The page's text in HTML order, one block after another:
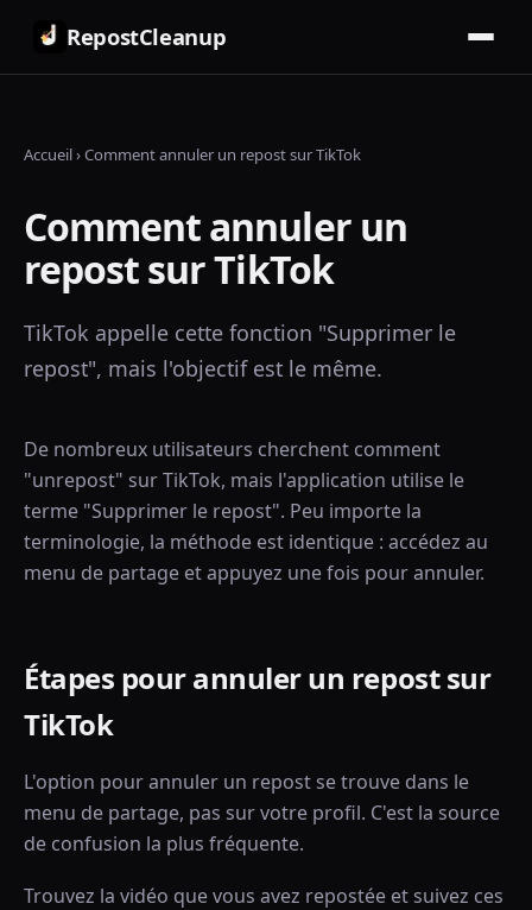
RepostCleanup
Accueil›Comment annuler un repost sur TikTok
Comment annuler un
repost sur TikTok
TikTok appelle cette fonction "Supprimer le
repost", mais l'objectif est le même.
De nombreux utilisateurs cherchent comment
"unrepost" sur TikTok, mais l'application utilise le
terme "Supprimer le repost". Peu importe la
terminologie, la méthode est identique : accédez au
menu de partage et appuyez une fois pour annuler.
Étapes pour annuler un repost sur
TikTok
L'option pour annuler un repost se trouve dans le
menu de partage, pas sur votre profil. C'est la source
de confusion la plus fréquente.
Trouvez la vidéo que vous avez repostée et suivez ces